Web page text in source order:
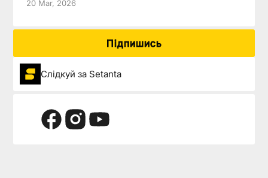
20 Mar, 2026
Підпишись
Слідкуй за Setanta